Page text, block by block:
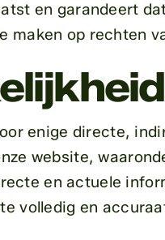
en garandeert
maken op rechten
enige directe,
website,
en actuele
volledig en